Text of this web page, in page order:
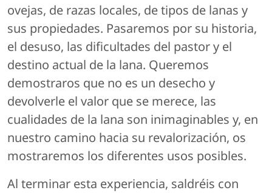
ovejas, de razas locales, de tipos de lanas y
sus propiedades. Pasaremos por su historia,
el desuso, las dificultades del pastor y el
destino actual de la lana. Queremos
demostraros que no es un desecho y
devolverle el valor que se merece, las
cualidades de la lana son inimaginables y, en
nuestro camino hacia su revalorización, os
mostraremos los diferentes usos posibles.
Al terminar esta experiencia, saldréis con